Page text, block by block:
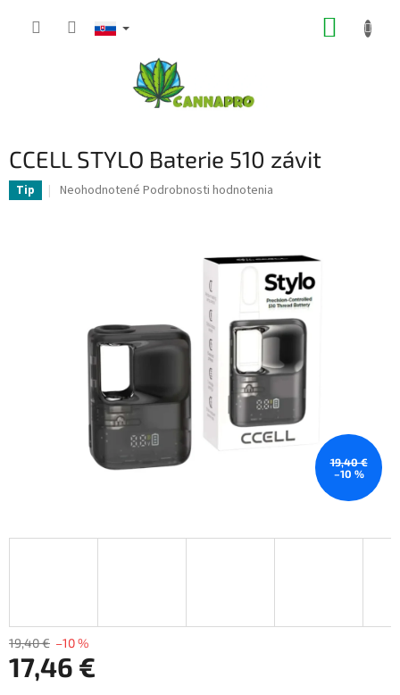
CCELL STYLO Baterie 510 závit
Tip
Priemerné
Neohodnotené Podrobnosti hodnotenia
19,40 €
–10 %
19,40 € –10 %
17,46 €